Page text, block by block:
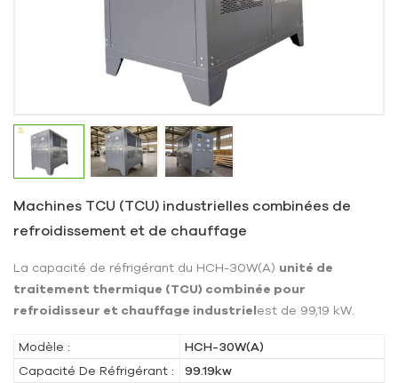
Machines TCU (TCU) industrielles combinées de
refroidissement et de chauffage
La capacité de réfrigérant du HCH-30W(A) unité de
traitement thermique (TCU) combinée pour
refroidisseur et chauffage industrielest de 99,19 kW.
Modèle :
HCH-30W(A)
Capacité De Réfrigérant :
99.19kw